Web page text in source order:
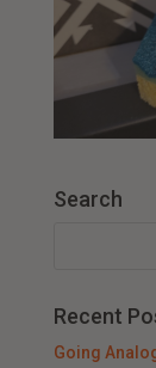
Search
Recent
Going